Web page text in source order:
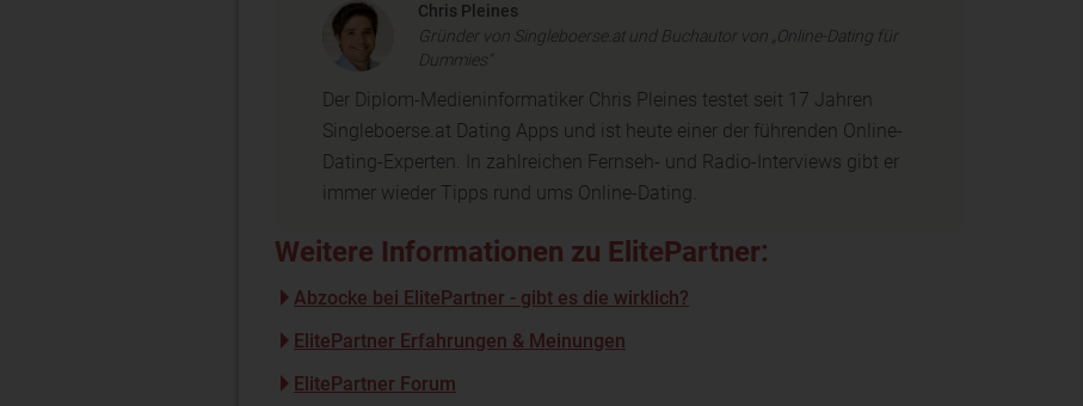
Chris Pleines
Gründer von Singleboerse.at und Buchautor von „Online-Dating für
Dummies“
Der Diplom-Medieninformatiker Chris Pleines testet seit 17 Jahren
Singleboerse.at Dating Apps und ist heute einer der führenden Online-
Dating-Experten. In zahlreichen Fernseh- und Radio-Interviews gibt er
immer wieder Tipps rund ums Online-Dating.
Weitere Informationen zu ElitePartner:
Abzocke bei ElitePartner - gibt es die wirklich?
ElitePartner Erfahrungen & Meinungen
ElitePartner Forum